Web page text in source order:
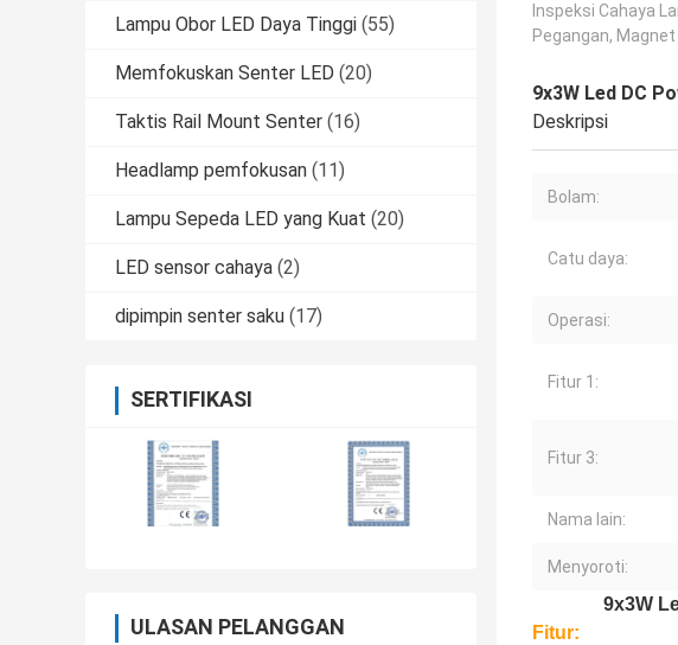
Lampu Obor LED Daya Tinggi (55)
Memfokuskan Senter LED (20)
Taktis Rail Mount Senter (16)
Headlamp pemfokusan (11)
Lampu Sepeda LED yang Kuat (20)
LED sensor cahaya (2)
dipimpin senter saku (17)
SERTIFIKASI
ULASAN PELANGGAN
Inspeksi Cahaya
Pegangan,
9x3W Led DC
Deskripsi
Bolam:
Catu daya:
Operasi:
Fitur 1:
Fitur 3:
Nama lain:
Menyoroti:
9x3W
Fitur: